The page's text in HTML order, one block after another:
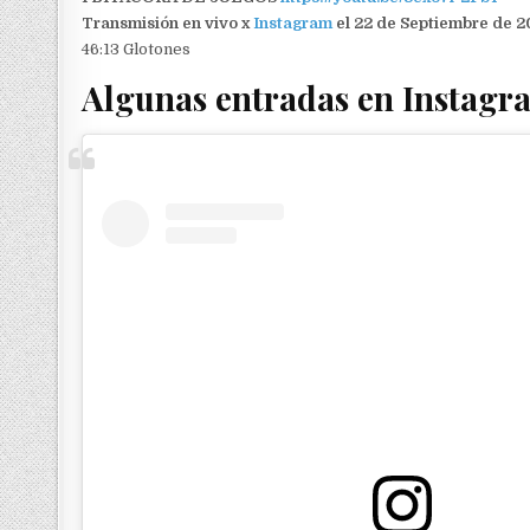
Transmisión en vivo xInstagram el 22 de Septiembre de
46:13 Glotones
Algunas entradas en